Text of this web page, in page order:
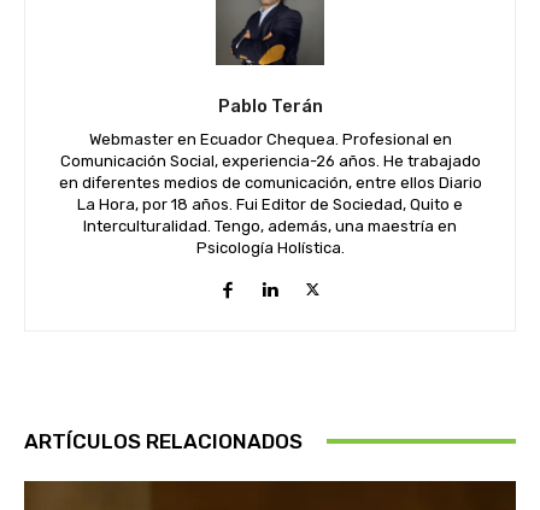
Pablo Terán
Webmaster en Ecuador Chequea. Profesional en
Comunicación Social, experiencia-26 años. He trabajado
en diferentes medios de comunicación, entre ellos Diario
La Hora, por 18 años. Fui Editor de Sociedad, Quito e
Interculturalidad. Tengo, además, una maestría en
Psicología Holística.
ARTÍCULOS RELACIONADOS